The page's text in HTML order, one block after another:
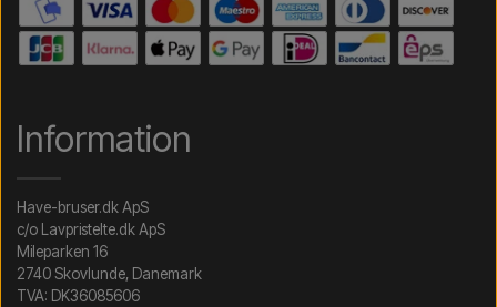
Information
Have-bruser.dk ApS
c/o Lavpristelte.dk ApS
Mileparken 16
2740 Skovlunde, Danemark
TVA: DK36085606